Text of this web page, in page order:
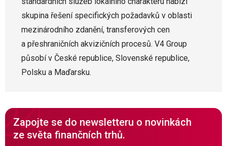
skupina řešení specifických požadavků v oblasti
mezinárodního zdanění, transferových cen
a přeshraničních akvizičních procesů. V4 Group
působí v České republice, Slovenské republice,
Polsku a Maďarsku.
Zapojte se do newsletteru o novinkách
ze světa finančních trhů.